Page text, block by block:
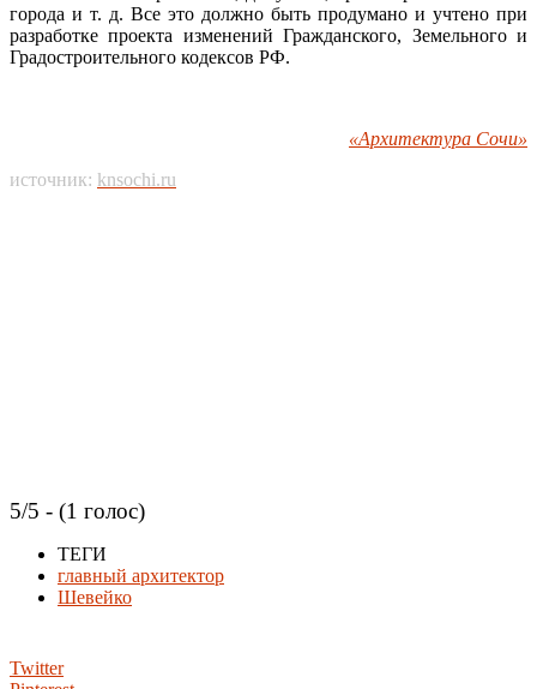
города и т. д. Все это должно быть продумано и учтено при
разработке проекта изменений Гражданского, Земельного и
Градостроительного кодексов РФ.
«Архитектура Сочи»
источник: knsochi.ru
5/5 - (1 голос)
ТЕГИ
главный архитектор
Шевейко
Twitter